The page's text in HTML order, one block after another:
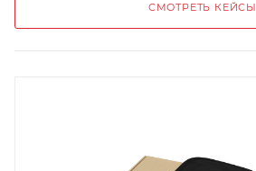
СМОТРЕТЬ КЕЙСЫ